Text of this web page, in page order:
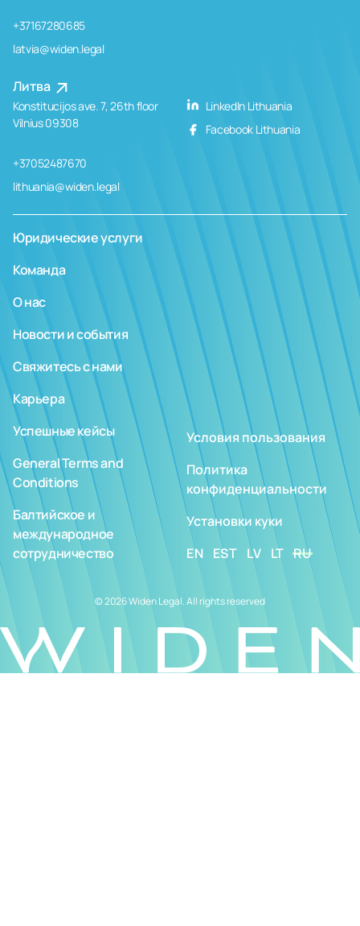
+37167280685
latvia@widen.legal
Литва
Konstitucijos ave. 7, 26th floor
Vilnius 09308
+37052487670
lithuania@widen.legal
LinkedIn Lithuania
Facebook Lithuania
Юридические услуги
Команда
О нас
Новости и события
Свяжитесь с нами
Карьера
Успешные кейсы
General Terms and
Conditions
Балтийское и
международное
сотрудничество
Условия пользования
Политика
конфиденциальности
Установки куки
EN EST LV LT RU
© 2026 Widen Legal. All rights reserved